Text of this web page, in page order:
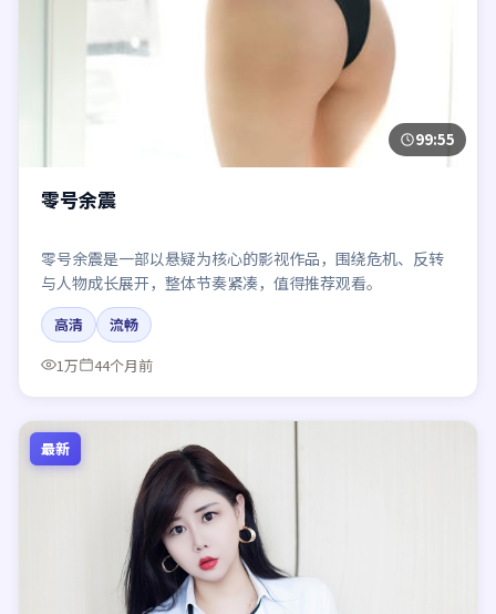
99:55
零号余震
零号余震是一部以悬疑为核心的影视作品，围绕危机、反转
与人物成长展开，整体节奏紧凑，值得推荐观看。
高清
流畅
1万
44个月前
最新